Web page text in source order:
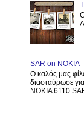
SAR on NOKIA
Ο καλός μας
διασταύρωσε
ΝΟΚΙΑ 6110